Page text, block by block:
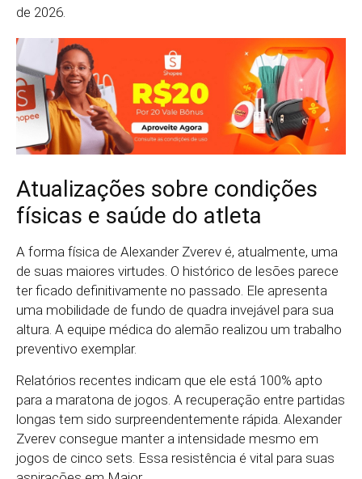
de 2026.
Atualizações sobre condições
físicas e saúde do atleta
A forma física de Alexander Zverev é, atualmente, uma
de suas maiores virtudes. O histórico de lesões parece
ter ficado definitivamente no passado. Ele apresenta
uma mobilidade de fundo de quadra invejável para sua
altura. A equipe médica do alemão realizou um trabalho
preventivo exemplar.
Relatórios recentes indicam que ele está 100% apto
para a maratona de jogos. A recuperação entre partidas
longas tem sido surpreendentemente rápida. Alexander
Zverev consegue manter a intensidade mesmo em
jogos de cinco sets. Essa resistência é vital para suas